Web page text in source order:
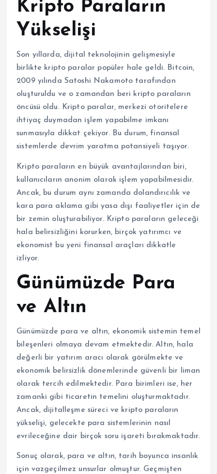
Kripto Paraların
Yükselişi
Son yıllarda, dijital teknolojinin gelişmesiyle
birlikte kripto paralar popüler hale geldi. Bitcoin,
2009 yılında Satoshi Nakamoto tarafından
oluşturuldu ve o zamandan beri kripto paraların
öncüsü oldu. Kripto paralar, merkezi otoritelere
ihtiyaç duymadan işlem yapabilme imkanı
sunmasıyla dikkat çekiyor. Bu durum, finansal
sistemlerde devrim yaratma potansiyeli taşıyor.
Kripto paraların en büyük avantajlarından biri,
kullanıcıların anonim olarak işlem yapabilmesidir.
Ancak, bu durum aynı zamanda dolandırıcılık ve
kara para aklama gibi yasa dışı faaliyetler için de
bir zemin oluşturabiliyor. Kripto paraların geleceği
hala belirsizliğini korurken, birçok yatırımcı ve
ekonomist bu yeni finansal araçları dikkatle
izliyor.
Günümüzde Para
ve Altın
Günümüzde para ve altın, ekonomik sistemin temel
bileşenleri olmaya devam etmektedir. Altın, hala
değerli bir yatırım aracı olarak görülmekte ve
ekonomik belirsizlik dönemlerinde güvenli bir liman
olarak tercih edilmektedir. Para birimleri ise, her
zamanki gibi ticaretin temelini oluşturmaktadır.
Ancak, dijitalleşme süreci ve kripto paraların
yükselişi, gelecekte para sistemlerinin nasıl
evrileceğine dair birçok soru işareti bırakmaktadır.
Sonuç olarak, para ve altın, tarih boyunca insanlık
için vazgeçilmez unsurlar olmuştur. Geçmişten